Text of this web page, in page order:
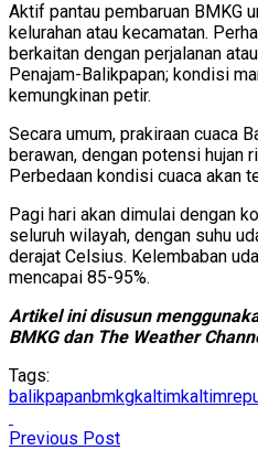
Aktif pantau pembaruan BMKG
kelurahan atau kecamatan.
berkaitan dengan perjalanan
Penajam-Balikpapan; kondisi
kemungkinan petir.
Secara umum, prakiraan cuaca
berawan, dengan potensi hujan
Perbedaan kondisi cuaca akan
Pagi hari akan dimulai dengan
seluruh wilayah, dengan suhu
derajat Celsius. Kelembaban
mencapai 85-95%.
Artikel ini disusun
BMKG dan The Weather
Tags:
balikpapanbmkgkaltim
Previous Post